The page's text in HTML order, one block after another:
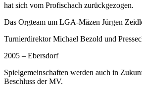
hat sich vom Profischach zurückgezogen.
Das Orgteam um LGA-Mäzen Jürgen
Turnierdirektor Michael Bezold und
2005 – Ebersdorf
Spielgemeinschaften werden auch in
Beschluss der MV.